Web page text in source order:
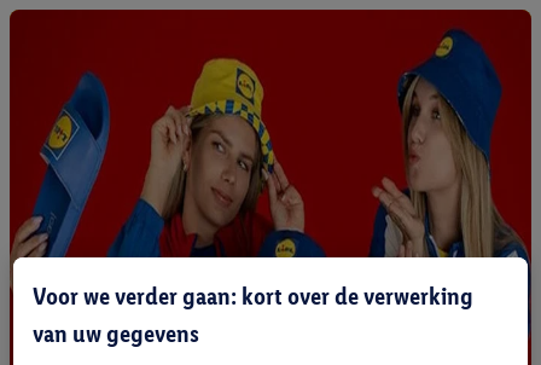
Voor we verder gaan: kort over de verwerking
van uw gegevens